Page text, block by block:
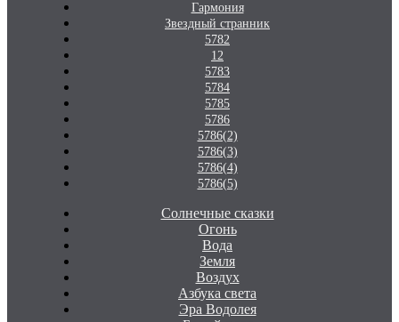
Гармония
Звездный странник
5782
12
5783
5784
5785
5786
5786(2)
5786(3)
5786(4)
5786(5)
Солнечные сказки
Огонь
Вода
Земля
Воздух
Азбука света
Эра Водолея